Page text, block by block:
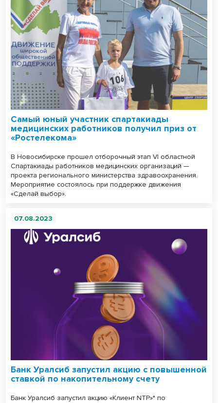
Самый юный участник спартакиады
медицинских работников получил приз от
«Ростелекома»
В Новосибирске прошел отборочный этап VI областной
Спартакиады работников медицинских организаций —
проекта регионального министерства здравоохранения.
Мероприятие состоялось при поддержке движения
«Сделай выбор».
07.08.2023
Банк Уралсиб запустил акцию с повышенной
ставкой по накопительному счету
Банк Уралсиб запустил акцию «Клиент NTP»* по